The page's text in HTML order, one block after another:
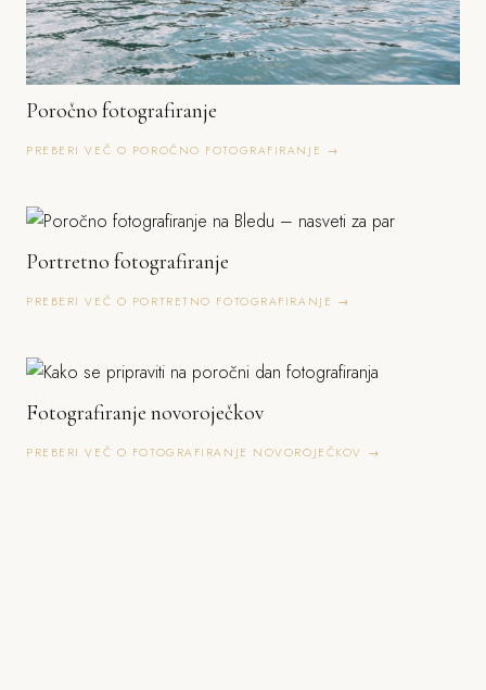
Poročno fotografiranje
PREBERI VEČ O POROČNO FOTOGRAFIRANJE →
Portretno fotografiranje
PREBERI VEČ O PORTRETNO FOTOGRAFIRANJE →
Fotografiranje novoroječkov
PREBERI VEČ O FOTOGRAFIRANJE NOVOROJEČKOV →